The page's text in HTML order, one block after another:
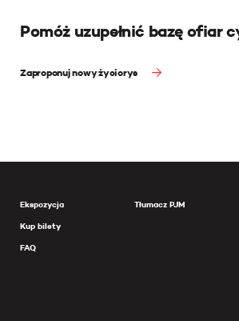
Pomóż uzupełnić bazę ofiar
Zaproponuj nowy życiorys
Ekspozycja
Kup bilety
FAQ
Tłumacz PJM